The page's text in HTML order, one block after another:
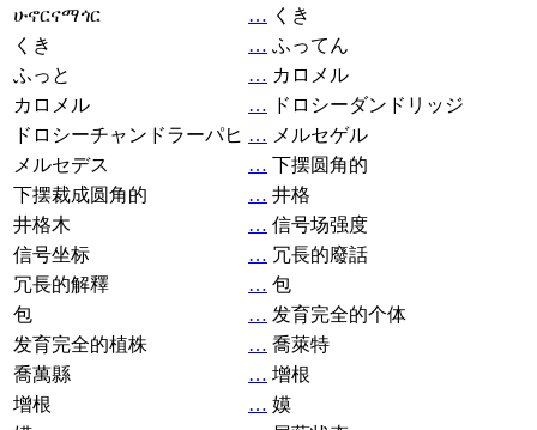
ሁኖርናማጎር
… くき
くき
… ふってん
ふっと
… カロメル
カロメル
… ドロシーダンドリッジ
ドロシーチャンドラーパヒ … メルセゲル
メルセデス
… 下摆圆角的
下摆裁成圆角的
… 井格
井格木
… 信号场强度
信号坐标
… 冗長的廢話
冗長的解釋
… 包
包
… 发育完全的个体
发育完全的植株
… 喬萊特
喬萬縣
… 增根
增根
… 嫫